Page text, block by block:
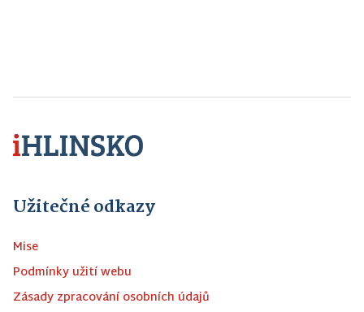
Užitečné odkazy
Mise
Podmínky užití webu
Zásady zpracování osobních údajů